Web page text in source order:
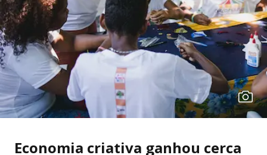
Economia criativa ganhou cerca